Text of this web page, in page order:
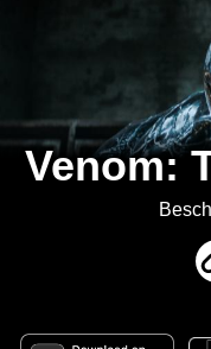
Venom: